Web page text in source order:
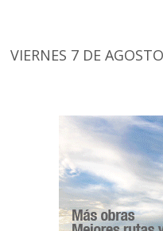
VIERNES 7 DE